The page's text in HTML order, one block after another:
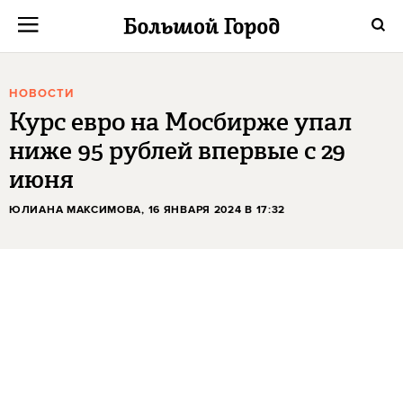
НОВОСТИ
Курс евро на Мосбирже упал
ниже 95 рублей впервые с 29
июня
ЮЛИАНА МАКСИМОВА, 16 ЯНВАРЯ 2024 В 17:32